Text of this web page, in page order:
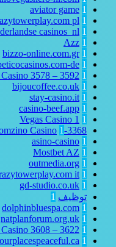
aviator game 1
pl 1
casinos_nl 1
Azz 1
bizzo-online.com.gr 1
de 1
3578 – 3592 1
bijoucoffee.co.uk 1
stay-casino.it 1
casino-beef.app 1
Vegas Casino 1 1
3368-Boomzino Casino
1
asino-casino 1
Mostbet AZ 1
outmedia.org 1
it 1
gd-studio.co.uk 1
توظيف 1
dolphinbluespa.com 1
natplanforum.org.uk 1
3608 – 3622 1
1